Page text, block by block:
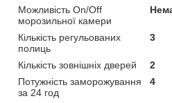
Можливість On/Off
морозильної камери
Кількість регульованих
полиць
3
Кількість зовнішніх дверей
2
Потужність заморожування
за 24 год
4